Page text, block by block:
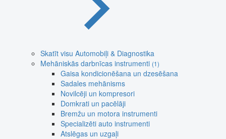
Skatīt visu Automobiļi & Diagnostika
Mehāniskās darbnīcas instrumenti (1)
Gaisa kondicionēšana un dzesēšana
Sadales mehānisms
Novilcēji un kompresori
Domkrati un pacēlāji
Bremžu un motora instrumenti
Specializēti auto instrumenti
Atslēgas un uzgaļi